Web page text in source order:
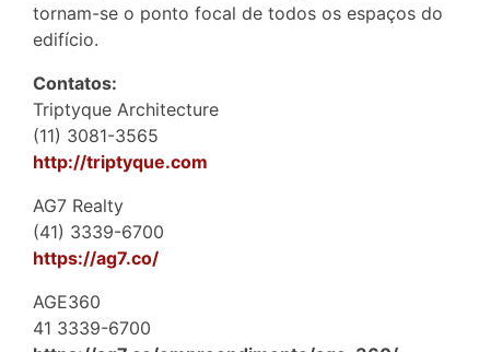
tornam-se o ponto focal de todos os espaços do
edifício.
Contatos:
Triptyque Architecture
(11) 3081-3565
http://triptyque.com
AG7 Realty
(41) 3339-6700
https://ag7.co/
AGE360
41 3339-6700